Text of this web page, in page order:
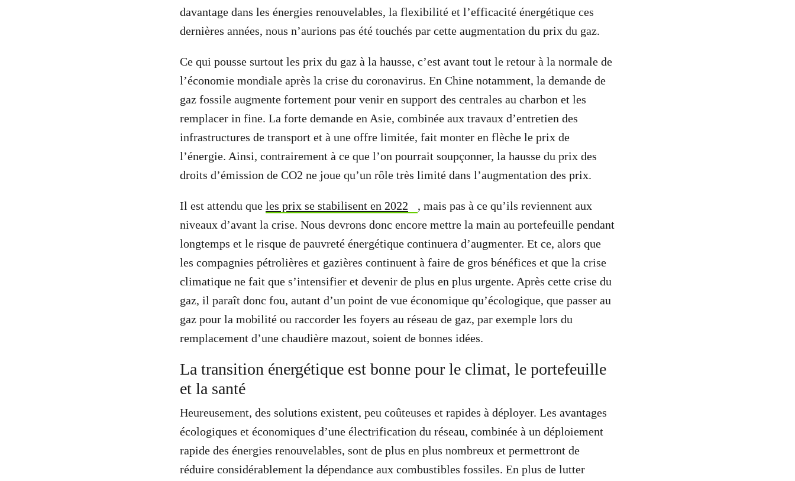
davantage dans les énergies renouvelables, la flexibilité et l’efficacité énergétique ces
dernières années, nous n’aurions pas été touchés par cette augmentation du prix du gaz.
Ce qui pousse surtout les prix du gaz à la hausse, c’est avant tout le retour à la normale de
l’économie mondiale après la crise du coronavirus. En Chine notamment, la demande de
gaz fossile augmente fortement pour venir en support des centrales au charbon et les
remplacer in fine. La forte demande en Asie, combinée aux travaux d’entretien des
infrastructures de transport et à une offre limitée, fait monter en flèche le prix de
l’énergie. Ainsi, contrairement à ce que l’on pourrait soupçonner, la hausse du prix des
droits d’émission de CO2 ne joue qu’un rôle très limité dans l’augmentation des prix.
Il est attendu que les prix se stabilisent en 2022
, mais pas à ce qu’ils reviennent aux
niveaux d’avant la crise. Nous devrons donc encore mettre la main au portefeuille pendant
longtemps et le risque de pauvreté énergétique continuera d’augmenter. Et ce, alors que
les compagnies pétrolières et gazières continuent à faire de gros bénéfices et que la crise
climatique ne fait que s’intensifier et devenir de plus en plus urgente. Après cette crise du
gaz, il paraît donc fou, autant d’un point de vue économique qu’écologique, que passer au
gaz pour la mobilité ou raccorder les foyers au réseau de gaz, par exemple lors du
remplacement d’une chaudière mazout, soient de bonnes idées.
La transition énergétique est bonne pour le climat, le portefeuille
et la santé
Heureusement, des solutions existent, peu coûteuses et rapides à déployer. Les avantages
écologiques et économiques d’une électrification du réseau, combinée à un déploiement
rapide des énergies renouvelables, sont de plus en plus nombreux et permettront de
réduire considérablement la dépendance aux combustibles fossiles. En plus de lutter